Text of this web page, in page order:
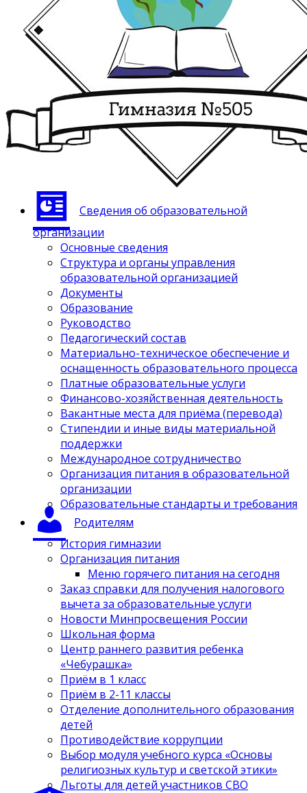
Сведения об образовательной
организации
Основные сведения
Структура и органы управления
образовательной организацией
Документы
Образование
Руководство
Педагогический состав
Материально-техническое обеспечение и
оснащенность образовательного процесса
Платные образовательные услуги
Финансово-хозяйственная деятельность
Вакантные места для приёма (перевода)
Стипендии и иные виды материальной
поддержки
Международное сотрудничество
Организация питания в образовательной
организации
Образовательные стандарты и требования
Родителям
История гимназии
Организация питания
Меню горячего питания на сегодня
Заказ справки для получения налогового
вычета за образовательные услуги
Новости Минпросвещения России
Школьная форма
Центр раннего развития ребенка
«Чебурашка»
Приём в 1 класс
Приём в 2-11 классы
Отделение дополнительного образования
детей
Противодействие коррупции
Выбор модуля учебного курса «Основы
религиозных культур и светской этики»
Льготы для детей участников СВО